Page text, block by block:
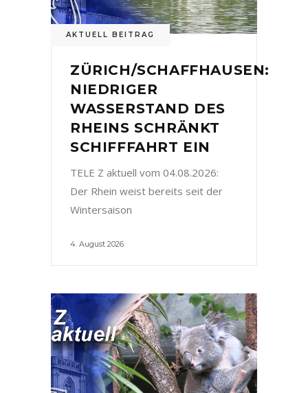
AKTUELL BEITRAG
ZÜRICH/SCHAFFHAUSEN:
NIEDRIGER
WASSERSTAND DES
RHEINS SCHRÄNKT
SCHIFFFAHRT EIN
TELE Z aktuell vom 04.08.2026:
Der Rhein weist bereits seit der
Wintersaison
4. August 2026